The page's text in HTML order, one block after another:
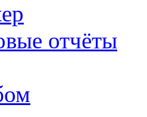
отчёты